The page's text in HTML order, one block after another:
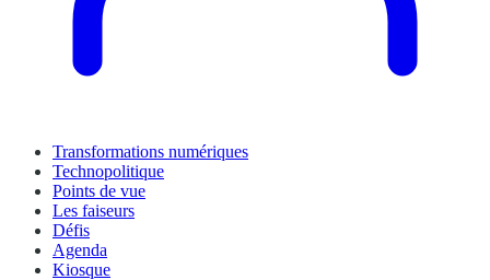
Transformations numériques
Technopolitique
Points de vue
Les faiseurs
Défis
Agenda
Kiosque